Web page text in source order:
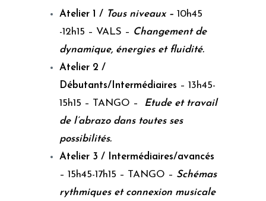
Atelier 1 / Tous niveaux – 10h45
-12h15 – VALS – Changement de
dynamique, énergies et fluidité.
Atelier 2 /
Débutants/Intermédiaires – 13h45-
15h15 – TANGO – Etude et travail
de l’abrazo dans toutes ses
possibilités.
Atelier 3 / Intermédiaires/avancés
– 15h45-17h15 – TANGO – Schémas
rythmiques et connexion musicale